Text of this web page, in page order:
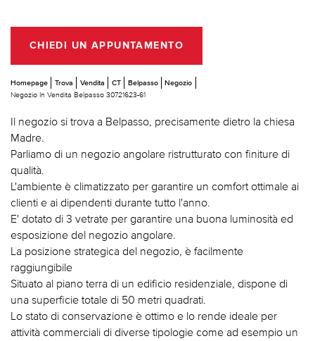
CHIEDI UN APPUNTAMENTO
Homepage Trova Vendita CT Belpasso
Negozio
Negozio In Vendita Belpasso 30721623-61
Il negozio si trova a Belpasso, precisamente dietro la chiesa
Madre.
Parliamo di un negozio angolare ristrutturato con finiture di
qualità.
L'ambiente è climatizzato per garantire un comfort ottimale ai
clienti e ai dipendenti durante tutto l'anno.
E' dotato di 3 vetrate per garantire una buona luminosità ed
esposizione del negozio angolare.
La posizione strategica del negozio, è facilmente
raggiungibile
Situato al piano terra di un edificio residenziale, dispone di
una superficie totale di 50 metri quadrati.
Lo stato di conservazione è ottimo e lo rende ideale per
attività commerciali di diverse tipologie come ad esempio un